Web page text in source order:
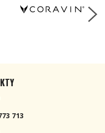
713